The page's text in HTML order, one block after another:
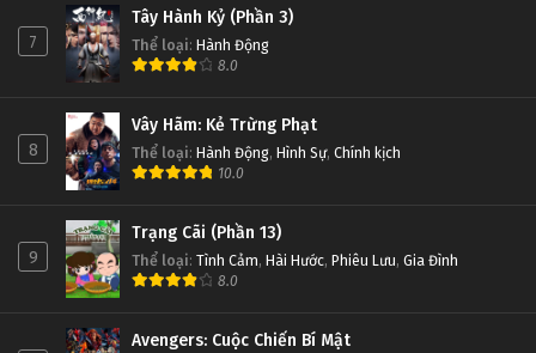
7
Tây Hành Kỷ (Phần 3)
Thể loại: Hành Động
8.0
8
Vây Hãm: Kẻ Trừng Phạt
Thể loại: Hành Động, Hình Sự, Chính kịch
10.0
9
Trạng Cãi (Phần 13)
Thể loại: Tình Cảm, Hài Hước, Phiêu Lưu, Gia Đình
8.0
Avengers: Cuộc Chiến Bí Mật